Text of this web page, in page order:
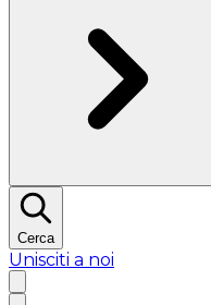
Cerca
Unisciti a noi